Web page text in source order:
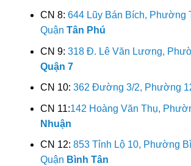
CN 8: 644 Lũy Bán Bích, Phường
Quận Tân Phú
CN 9: 318 Đ. Lê Văn Lương,
Quận 7
CN 10: 362 Đường 3/2, Phường
CN 11:142 Hoàng Văn Thụ,
Nhuận
CN 12: 853 Tỉnh Lộ 10, Phường
Quận Bình Tân